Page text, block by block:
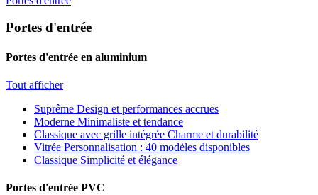
Portes d'entrée
Portes d'entrée en aluminium
Tout afficher
Suprême Design et performances accrues
Moderne Minimaliste et tendance
Classique avec grille intégrée Charme et durabilité
Vitrée Personnalisation : 40 modèles disponibles
Classique Simplicité et élégance
Portes d'entrée PVC